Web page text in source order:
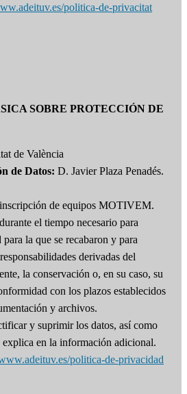
politica-de-privacitat
SOBRE PROTECCIÓN DE
de València
de Datos: D. Javier Plaza Penadés.
de equipos MOTIVEM.
el tiempo necesario para
la que se recabaron y para
derivadas del
la conservación o, en su caso, su
con los plazos establecidos
y archivos.
y suprimir los datos, así como
explica en la información adicional.
politica-de-privacidad